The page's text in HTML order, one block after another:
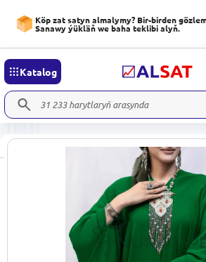
Köp zat satyn almalymy? Bir-birden
Sanawy ýükläň we baha teklibi alyň.
Katalog